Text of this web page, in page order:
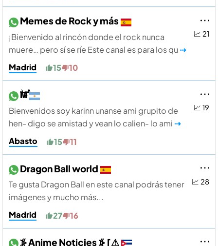
📈 21
Memes de Rock y más
¡Bienvenido al rincón donde el rock nunca
muere… pero sí se ríe Este canal es para los qu ⇢
Madrid
15 10
📈 19
𝗠̷̷̷̷̷̷ܻۨۧۢۨ̅͞͞͞
Bienvenidos soy karinn unanse ami grupito de
hen- digo se amistad y vean lo calien- lo ami ⇢
Abasto
15 11
📈 28
Dragon Ball world
Te gusta Dragon Ball en este canal podrás tener
imágenes y mucho más...
Madrid
27 16
⦕ Anime Noticies ⦕ [⚠